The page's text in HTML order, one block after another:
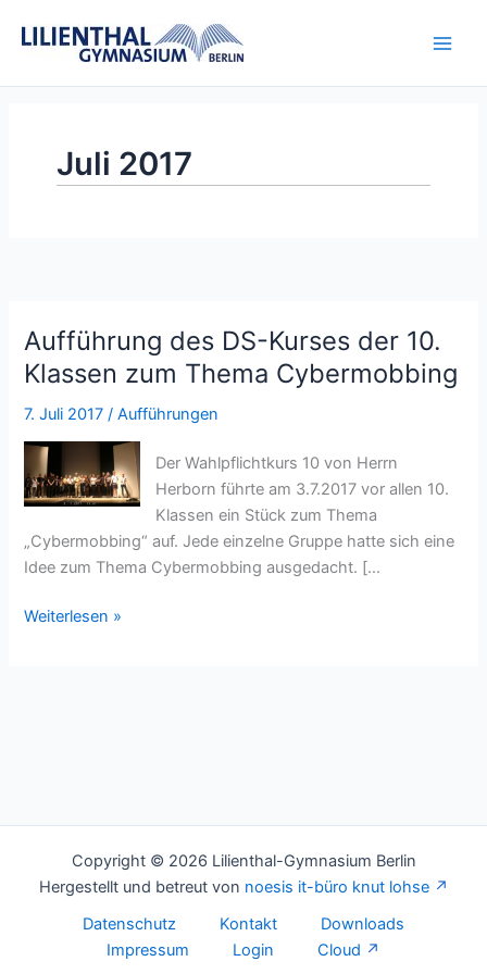
Inhalt
Juli 2017
Aufführung des DS-Kurses der 10.
Klassen zum Thema Cybermobbing
7. Juli 2017/Aufführungen
Der Wahlpflichtkurs 10 von Herrn
Herborn führte am 3.7.2017 vor allen 10.
Klassen ein Stück zum Thema
„Cybermobbing“ auf. Jede einzelne Gruppe hatte sich eine
Idee zum Thema Cybermobbing ausgedacht. […
Aufführung
Thema
Cybermobbing
Weiterlesen »
Copyright © 2026 Lilienthal-Gymnasium Berlin
Hergestellt und betreut von noesis it-büro knut lohse
Datenschutz
Kontakt
Downloads
Impressum
Login Cloud